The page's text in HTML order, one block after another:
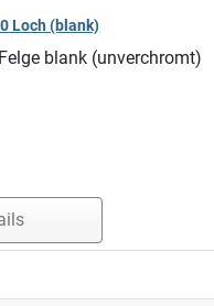
Loch (blank)
blank (unverchromt)